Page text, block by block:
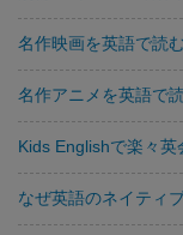
名作映画を英語で読
名作アニメを英語で
Kids Englishで楽々英
なぜ英語のネイティ